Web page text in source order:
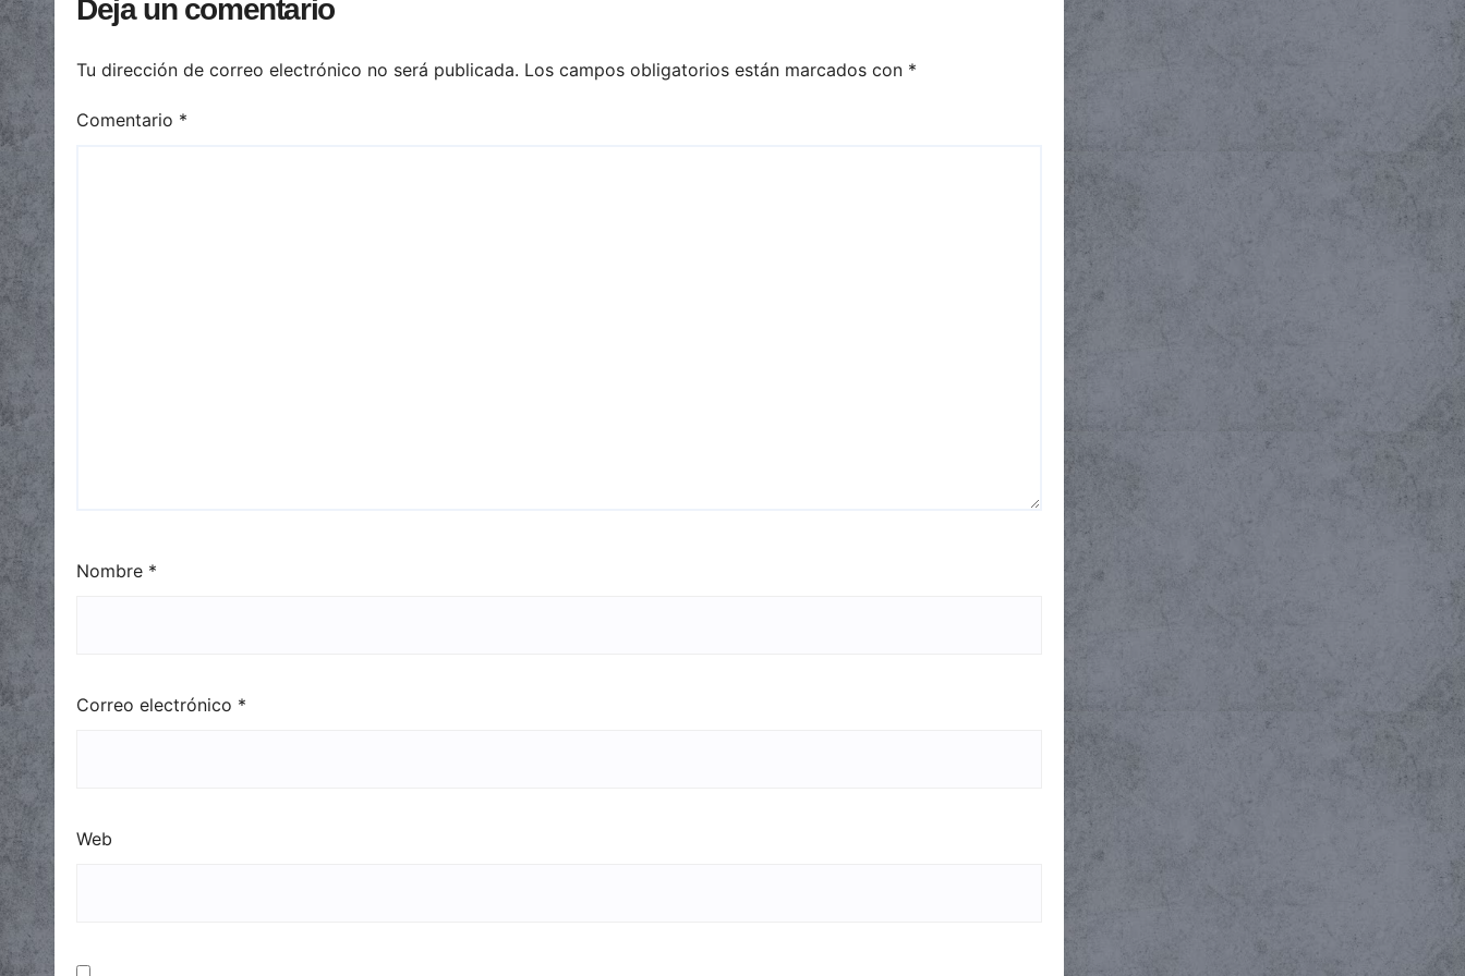
Deja un comentario
Tu dirección de correo electrónico no será publicada. Los campos obligatorios están marcados con *
Comentario *
Nombre *
Correo electrónico *
Web